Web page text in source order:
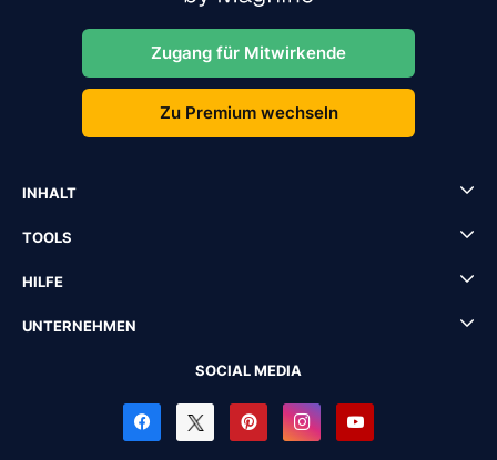
Zugang für Mitwirkende
Zu Premium wechseln
INHALT
TOOLS
HILFE
UNTERNEHMEN
SOCIAL MEDIA